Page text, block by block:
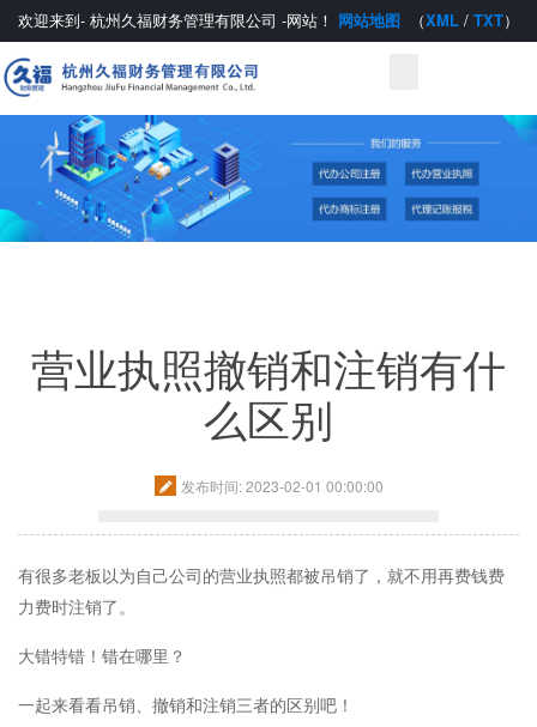
欢迎来到- 杭州久福财务管理有限公司 -网站！ 网站地图 （XML / TXT）
营业执照撤销和注销有什
么区别
发布时间: 2023-02-01 00:00:00
有很多老板以为自己公司的营业执照都被吊销了，就不用再费钱费
力费时注销了。
大错特错！错在哪里？
一起来看看吊销、撤销和注销三者的区别吧！